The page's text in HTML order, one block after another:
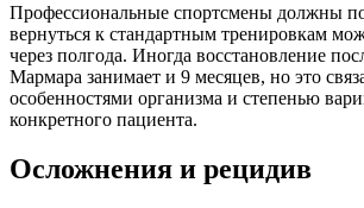
Профессиональные спортсмены должны
вернуться к стандартным тренировкам
через полгода. Иногда восстановление
Мармара занимает и 9 месяцев, но это
особенностями организма и степенью
конкретного пациента.
Осложнения и рецидив